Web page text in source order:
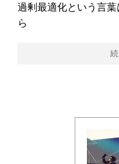
過剰最適化という言
ら